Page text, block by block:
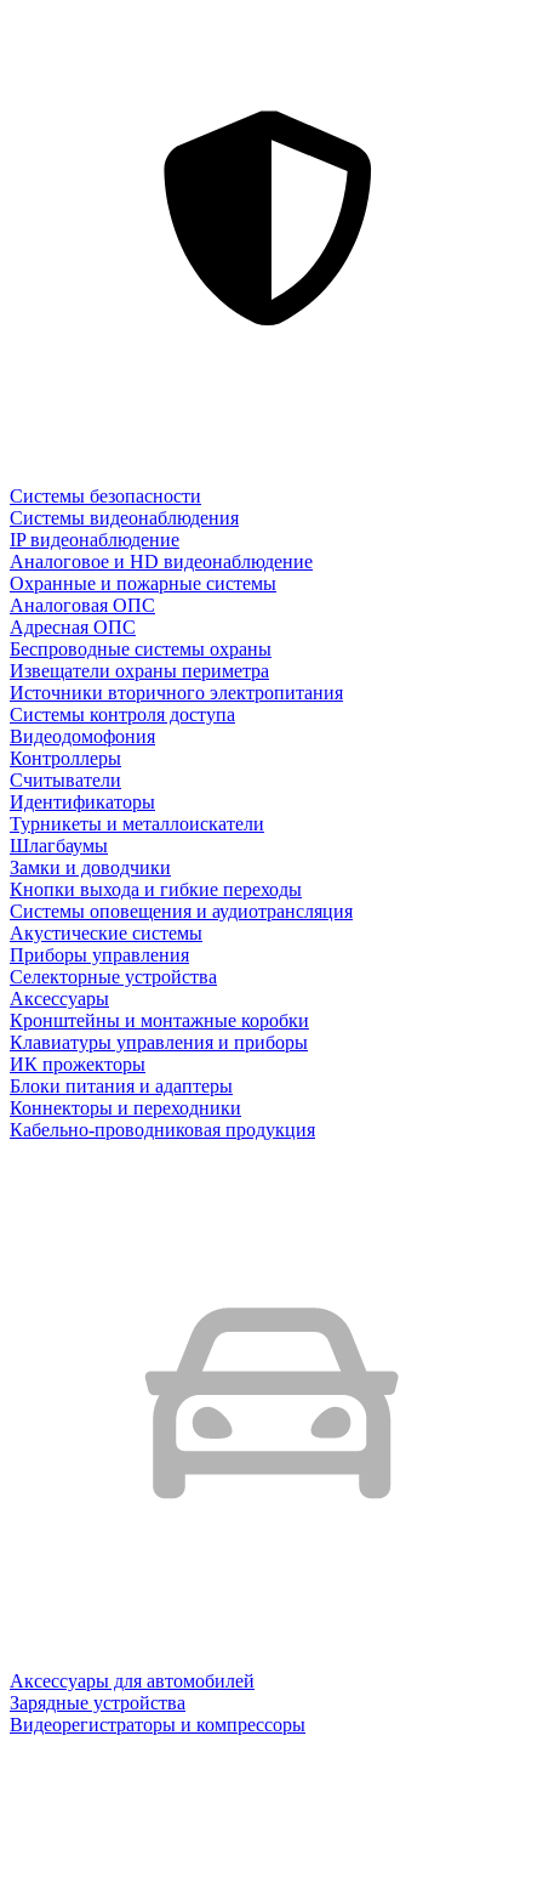
Системы безопасности
Системы видеонаблюдения
IP видеонаблюдение
Аналоговое и HD видеонаблюдение
Охранные и пожарные системы
Аналоговая ОПС
Адресная ОПС
Беспроводные системы охраны
Извещатели охраны периметра
Источники вторичного электропитания
Системы контроля доступа
Видеодомофония
Контроллеры
Считыватели
Идентификаторы
Турникеты и металлоискатели
Шлагбаумы
Замки и доводчики
Кнопки выхода и гибкие переходы
Системы оповещения и аудиотрансляция
Акустические системы
Приборы управления
Селекторные устройства
Аксессуары
Кронштейны и монтажные коробки
Клавиатуры управления и приборы
ИК прожекторы
Блоки питания и адаптеры
Коннекторы и переходники
Кабельно-проводниковая продукция
Аксессуары для автомобилей
Зарядные устройства
Видеорегистраторы и компрессоры